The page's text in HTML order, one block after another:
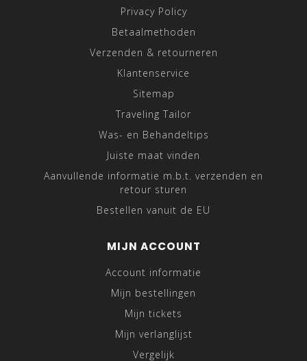
Privacy Policy
Betaalmethoden
Verzenden & retourneren
Klantenservice
Sitemap
Traveling Tailor
Was- en Behandeltips
Juiste maat vinden
Aanvullende informatie m.b.t. verzenden en
retour sturen
Bestellen vanuit de EU
MIJN ACCOUNT
Account informatie
Mijn bestellingen
Mijn tickets
Mijn verlanglijst
Vergelijk